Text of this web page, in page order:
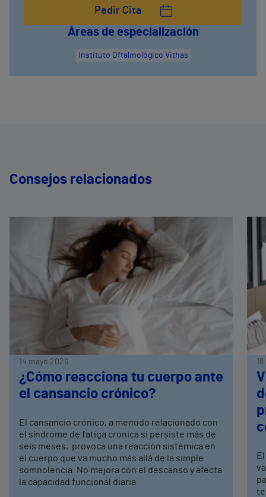
Pedir Cita
Áreas de especialización
Instituto Oftalmológico Vithas
Consejos relacionados
14 mayo 2026
¿Cómo reacciona tu cuerpo ante
el cansancio crónico?
El cansancio crónico, a menudo relacionado con
el síndrome de fatiga crónica si persiste más de
seis meses, provoca una reacción sistémica en
el cuerpo que va mucho más allá de la simple
somnolencia. No mejora con el descanso y afecta
la capacidad funcional diaria